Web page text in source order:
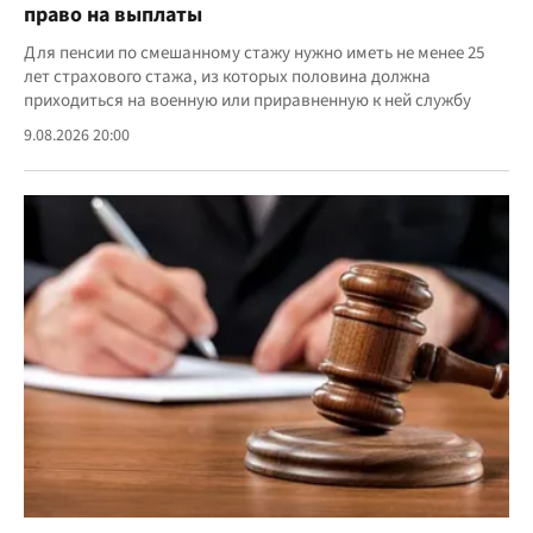
право на выплаты
Для пенсии по смешанному стажу нужно иметь не менее 25
лет страхового стажа, из которых половина должна
приходиться на военную или приравненную к ней службу
9.08.2026 20:00